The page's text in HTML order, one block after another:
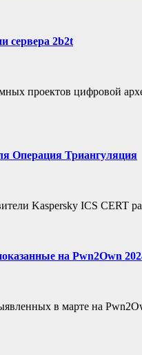
сервера 2b2t
проектов цифровой
Операция Триангуляция
Kaspersky ICS CERT
на Pwn2Own
в марте на